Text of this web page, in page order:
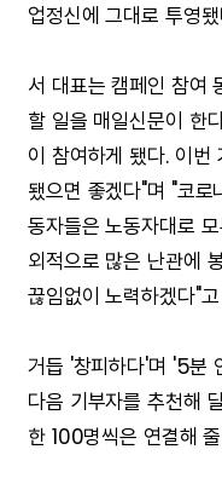
업정신에 그대로 투영
서 대표는 캠페인 참여
할 일을 매일신문이 한
이 참여하게 됐다. 이번
됐으면 좋겠다"며 "코
동자들은 노동자대로
외적으로 많은 난관에
끊임없이 노력하겠다"
거듭 '창피하다'며 '5분
다음 기부자를 추천해
한 100명씩은 연결해